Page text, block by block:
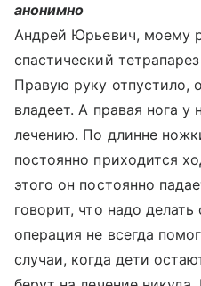
анонимно
Андрей Юрьевич, моему
спастический
Правую руку отпустило,
владеет. А правая нога у
лечению. По длинне
постоянно приходится
этого он постоянно
говорит, что надо
операция не всегда
случаи, когда дети